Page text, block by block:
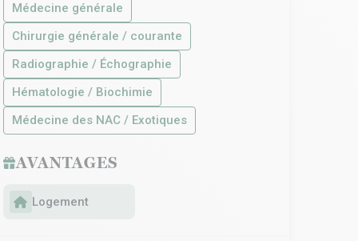
Médecine générale
Chirurgie générale / courante
Radiographie / Échographie
Hématologie / Biochimie
Médecine des NAC / Exotiques
AVANTAGES
Logement